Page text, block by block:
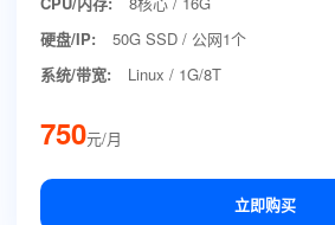
硬盘/IP:
50G SSD / 公网1个
系统/带宽:
Linux / 1G/8T
750元/月
立即购买